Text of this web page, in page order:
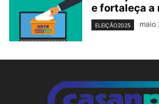
e fortaleça a
ELEIÇÃO2025 maio